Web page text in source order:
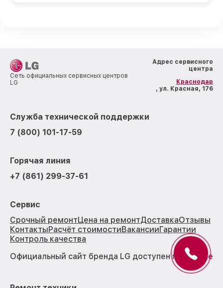
Сеть официальных сервисных центров
LG
Адрес сервисного
центра
Краснодар
, ул. Красная, 176
Служба технической поддержки
7 (800) 101-17-59
Горячая линия
+7 (861) 299-37-61
Сервис
Срочный ремонтЦена на ремонтДоставкаОтзывы
КонтактыРасчёт стоимостиВакансииГарантии
Контроль качества
Официальный сайт бренда LG доступен по
ссылке